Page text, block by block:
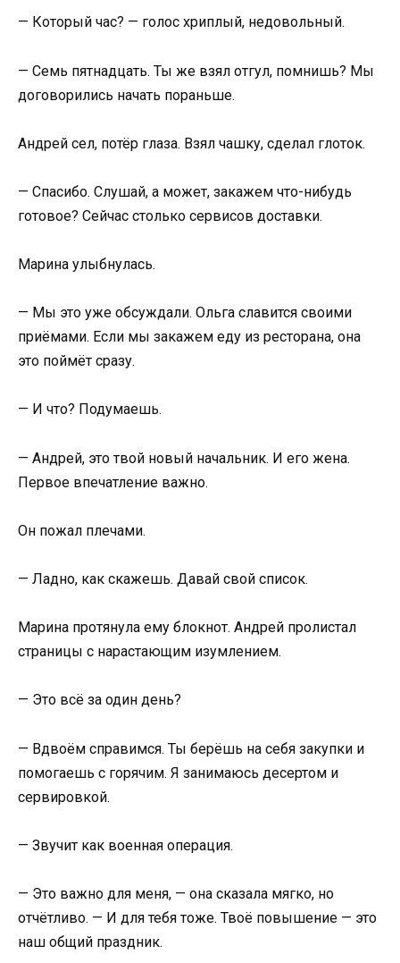
— Который час? — голос хриплый, недовольный.
— Семь пятнадцать. Ты же взял отгул, помнишь? Мы
договорились начать пораньше.
Андрей сел, потёр глаза. Взял чашку, сделал глоток.
— Спасибо. Слушай, а может, закажем что-нибудь
готовое? Сейчас столько сервисов доставки.
Марина улыбнулась.
— Мы это уже обсуждали. Ольга славится своими
приёмами. Если мы закажем еду из ресторана, она
это поймёт сразу.
— И что? Подумаешь.
— Андрей, это твой новый начальник. И его жена.
Первое впечатление важно.
Он пожал плечами.
— Ладно, как скажешь. Давай свой список.
Марина протянула ему блокнот. Андрей пролистал
страницы с нарастающим изумлением.
— Это всё за один день?
— Вдвоём справимся. Ты берёшь на себя закупки и
помогаешь с горячим. Я занимаюсь десертом и
сервировкой.
— Звучит как военная операция.
— Это важно для меня, — она сказала мягко, но
отчётливо. — И для тебя тоже. Твоё повышение — это
наш общий праздник.